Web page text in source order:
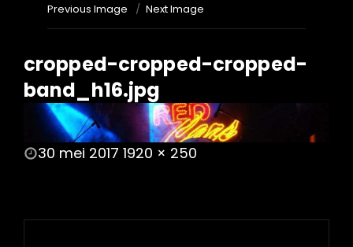
Previous Image Next Image
cropped-cropped-cropped-
band_h16.jpg
POSTED
30 mei 2017 1920 × 250